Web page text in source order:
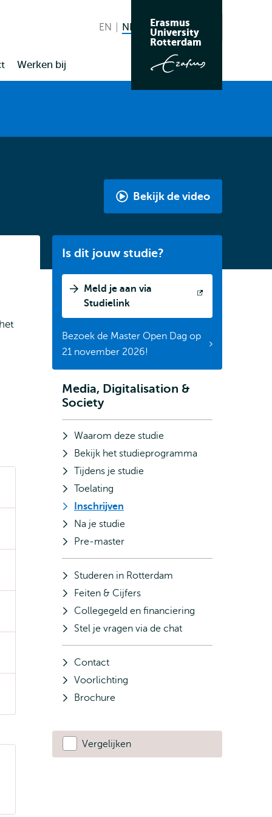
taal
EN English
NL Nederlands huidige taal
Zoeken
Erasmus
University
Rotterdam
Werken bij
Bekijk de video
Media,
Is dit jouw studie?
Meld je aan via
Studielink
Opent
extern
Bezoek de Master Open Dag op
21 november 2026!
Subnavigatie
Media, Digitalisation &
Society
Waarom deze studie
Bekijk het studieprogramma
Tijdens je studie
Toelating
Inschrijven
Na je studie
Pre-master
Studeren in Rotterdam
Feiten & Cijfers
Collegegeld en financiering
Stel je vragen via de chat
Contact
Voorlichting
Brochure
Vergelijken